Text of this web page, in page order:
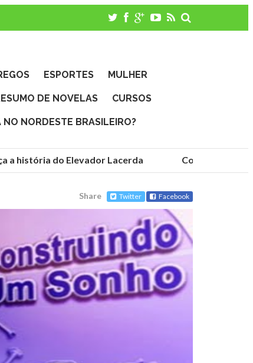
ESPORTES MULHER
DE NOVELAS CURSOS
NORDESTE BRASILEIRO?
a história do Elevador Lacerda Conheça as
Share Twitter Facebook